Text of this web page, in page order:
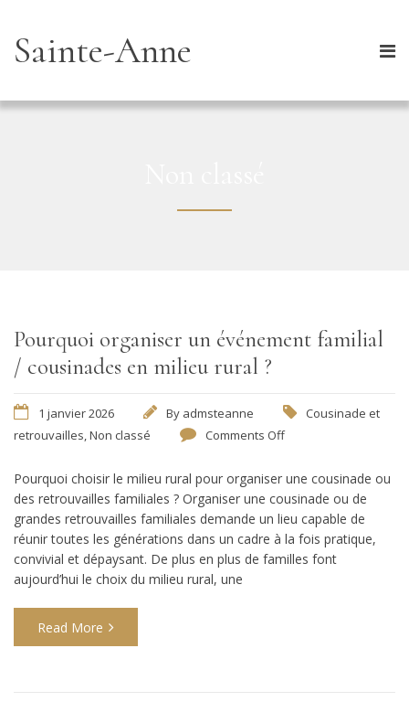
Sainte-Anne
Pourquoi organiser un événement familial
/ cousinades en milieu rural ?
1 janvier 2026 By admsteanne
Cousinade et
retrouvailles,Non classé Comments Off
Pourquoi choisir le milieu rural pour organiser une cousinade ou
des retrouvailles familiales ? Organiser une cousinade ou de
grandes retrouvailles familiales demande un lieu capable de
réunir toutes les générations dans un cadre à la fois pratique,
convivial et dépaysant. De plus en plus de familles font
aujourd’hui le choix du milieu rural, une
Read More